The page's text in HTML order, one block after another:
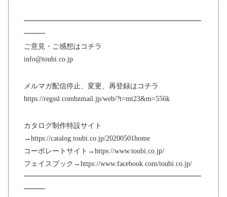
━━━━━━━━━━━━━━━━━━━━━━━━━
━━━
ご意見・ご感想はコチラ
info@toubi.co.jp
メルマガ配信停止、変更、再登録はコチラ
https://regssl.combzmail.jp/web/?t=mt23&m=556k
カタログ制作特設サイト
→https://catalog.toubi.co.jp/20200501home
コーポレートサイト→https://www.toubi.co.jp/
フェイスブック→https://www.facebook.com/toubi.co.jp/
━━━━━━━━━━━━━━━━━━━━━━━━━
━━━